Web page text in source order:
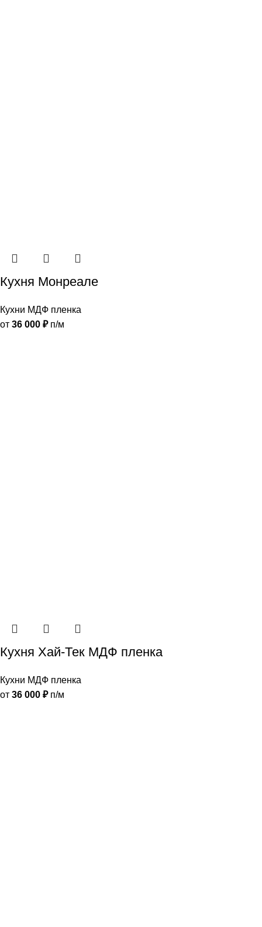
Кухня Монреале
Кухни МДФ пленка
от 36 000 ₽п/м
Кухня Хай-Тек МДФ пленка
Кухни МДФ пленка
от 36 000 ₽п/м